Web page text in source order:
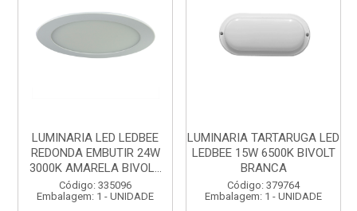
LUMINARIA LED LEDBEE
REDONDA EMBUTIR 24W
3000K AMARELA BIVOL...
Código: 335096
Embalagem: 1 - UNIDADE
LUMINARIA TARTARUGA LED
LEDBEE 15W 6500K BIVOLT
BRANCA
Código: 379764
Embalagem: 1 - UNIDADE